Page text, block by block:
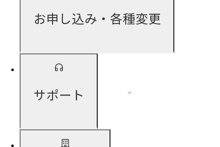
お申し込み・各種変更
サポート